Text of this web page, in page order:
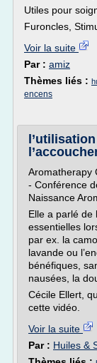
Utiles pour
Furoncles,
Voir la suite
Par : amiz
Thèmes liés :
encens
Aromatherapy
- Conférence
Naissance
Elle a parlé de
essentielles
par ex. la
lavande ou
bénéfiques,
nausées, la
Cécile Ellert,
cette vidéo.
Voir la suite
Par : Huiles &